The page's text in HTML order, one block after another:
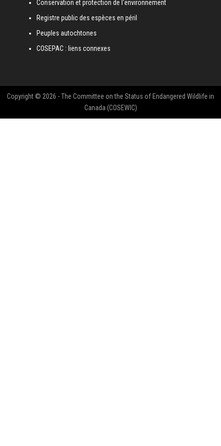
Conservation et protection de l'environnement
Registre public des espèces en péril
Peuples autochtones
COSEPAC : liens connexes
Copyright © 2026 - The Committee on the Status of Endangered Wildlife in
Canada (COSEWIC)